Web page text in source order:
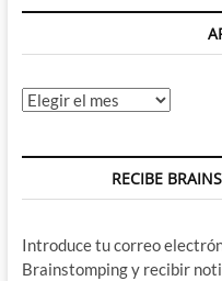
Archivos
RECIBE
Introduce tu correo
Brainstomping y recibir